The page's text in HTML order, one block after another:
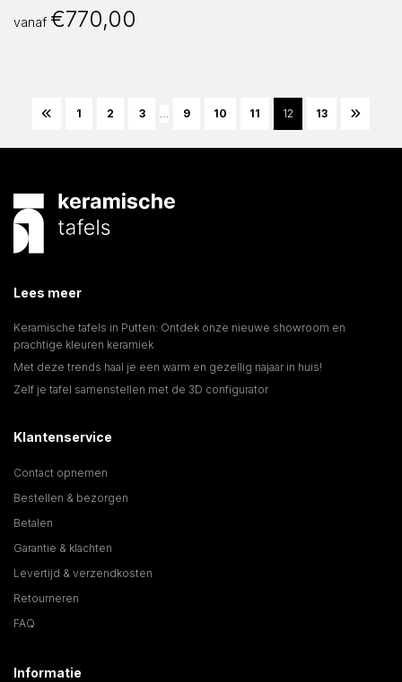
vanaf €770,00
1 2 3 … 9 10 11 12 13
Lees meer
Keramische tafels in Putten: Ontdek onze nieuwe showroom en
prachtige kleuren keramiek
Met deze trends haal je een warm en gezellig najaar in huis!
Zelf je tafel samenstellen met de 3D configurator
Klantenservice
Contact opnemen
Bestellen & bezorgen
Betalen
Garantie & klachten
Levertijd & verzendkosten
Retourneren
FAQ
Informatie